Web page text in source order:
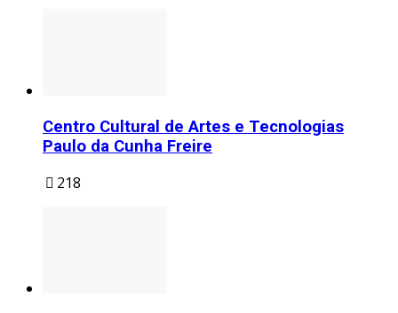
Centro Cultural de Artes e Tecnologias
Paulo da Cunha Freire
218